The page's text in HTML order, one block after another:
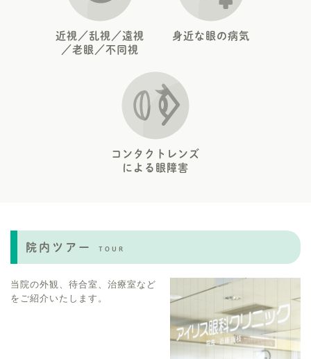
近視／乱視／遠視
／老眼／不同視
身近な眼の病気
コンタクトレンズ
による眼障害
院内ツアー TOUR
当院の外観、待合室、治療室など
をご紹介いたします。